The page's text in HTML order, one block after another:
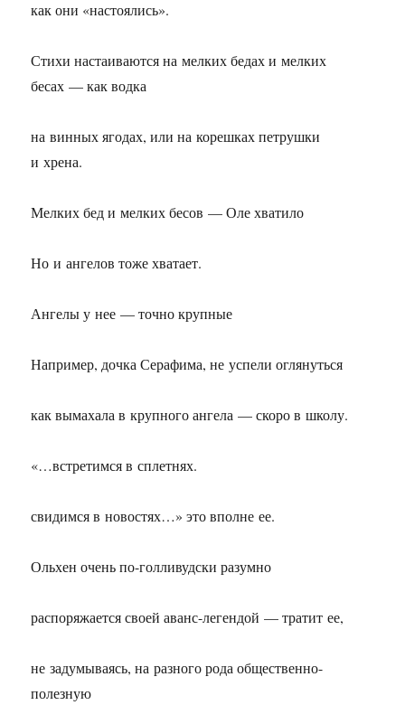
как они «настоялись».
Стихи настаиваются на мелких бедах и мелких
бесах — как водка
на винных ягодах, или на корешках петрушки
и хрена.
Мелких бед и мелких бесов — Оле хватило
Но и ангелов тоже хватает.
Ангелы у нее — точно крупные
Например, дочка Серафима, не успели оглянуться
как вымахала в крупного ангела — скоро в школу.
«…встретимся в сплетнях.
свидимся в новостях…» это вполне ее.
Ольхен очень по-голливудски разумно
распоряжается своей аванс-легендой — тратит ее,
не задумываясь, на разного рода общественно-
полезную